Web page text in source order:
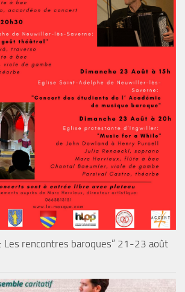
Les rencontres baroques” 21-23 août